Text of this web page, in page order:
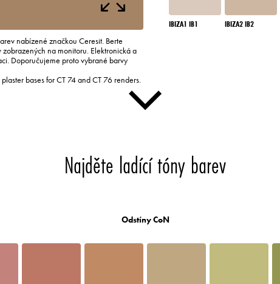
nabízené značkou Ceresit. Berte
na monitoru. Elektronická a
Doporučujeme proto vybrané barvy
bases for CT 74 and CT 76 renders.
IBIZA1 IB1 IBIZA2 IB2
Najděte ladící tóny barev
Odstíny CoN